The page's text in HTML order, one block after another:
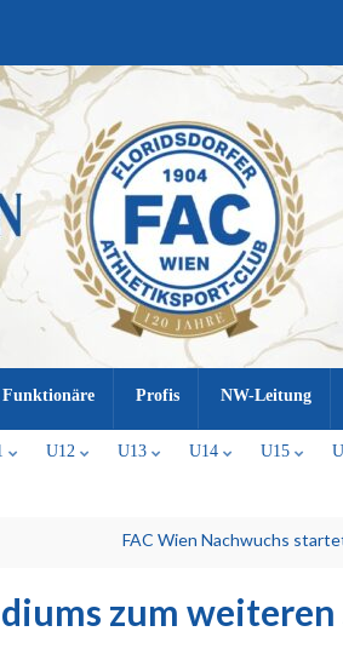
Funktionäre Profis NW-Leitung
U12 U13 U14 U15
FAC Wien Nachwuchs
zum